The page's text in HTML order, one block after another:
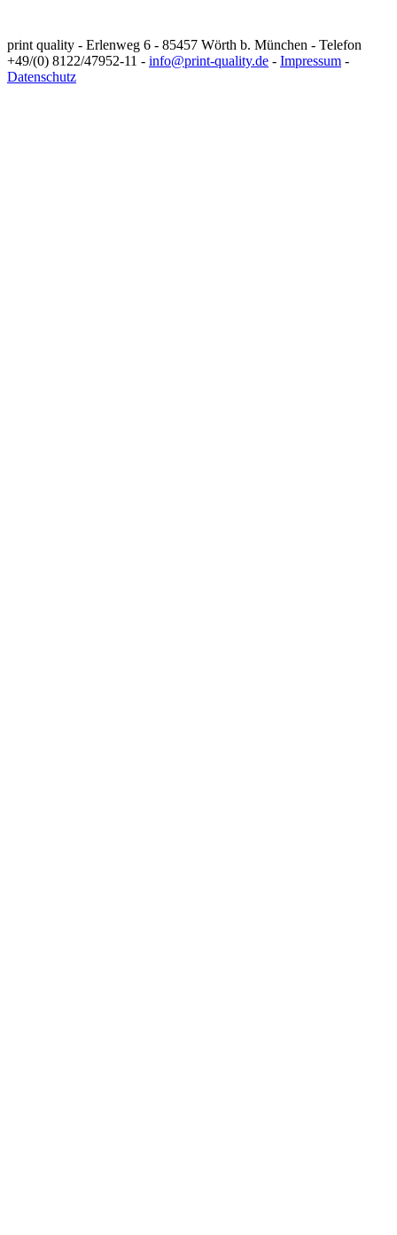
print quality - Erlenweg 6 - 85457 Wörth b. München - Telefon
+49/(0) 8122/47952-11 - info@print-quality.de - Impressum -
Datenschutz